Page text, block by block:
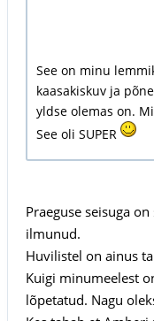
See on minu
kaasakiskuv ja
yldse olemas on.
See oli SUPER
Praeguse seisuga
ilmunud.
Huvilistel on ainus
Kuigi minumeelest
lõpetatud. Nagu